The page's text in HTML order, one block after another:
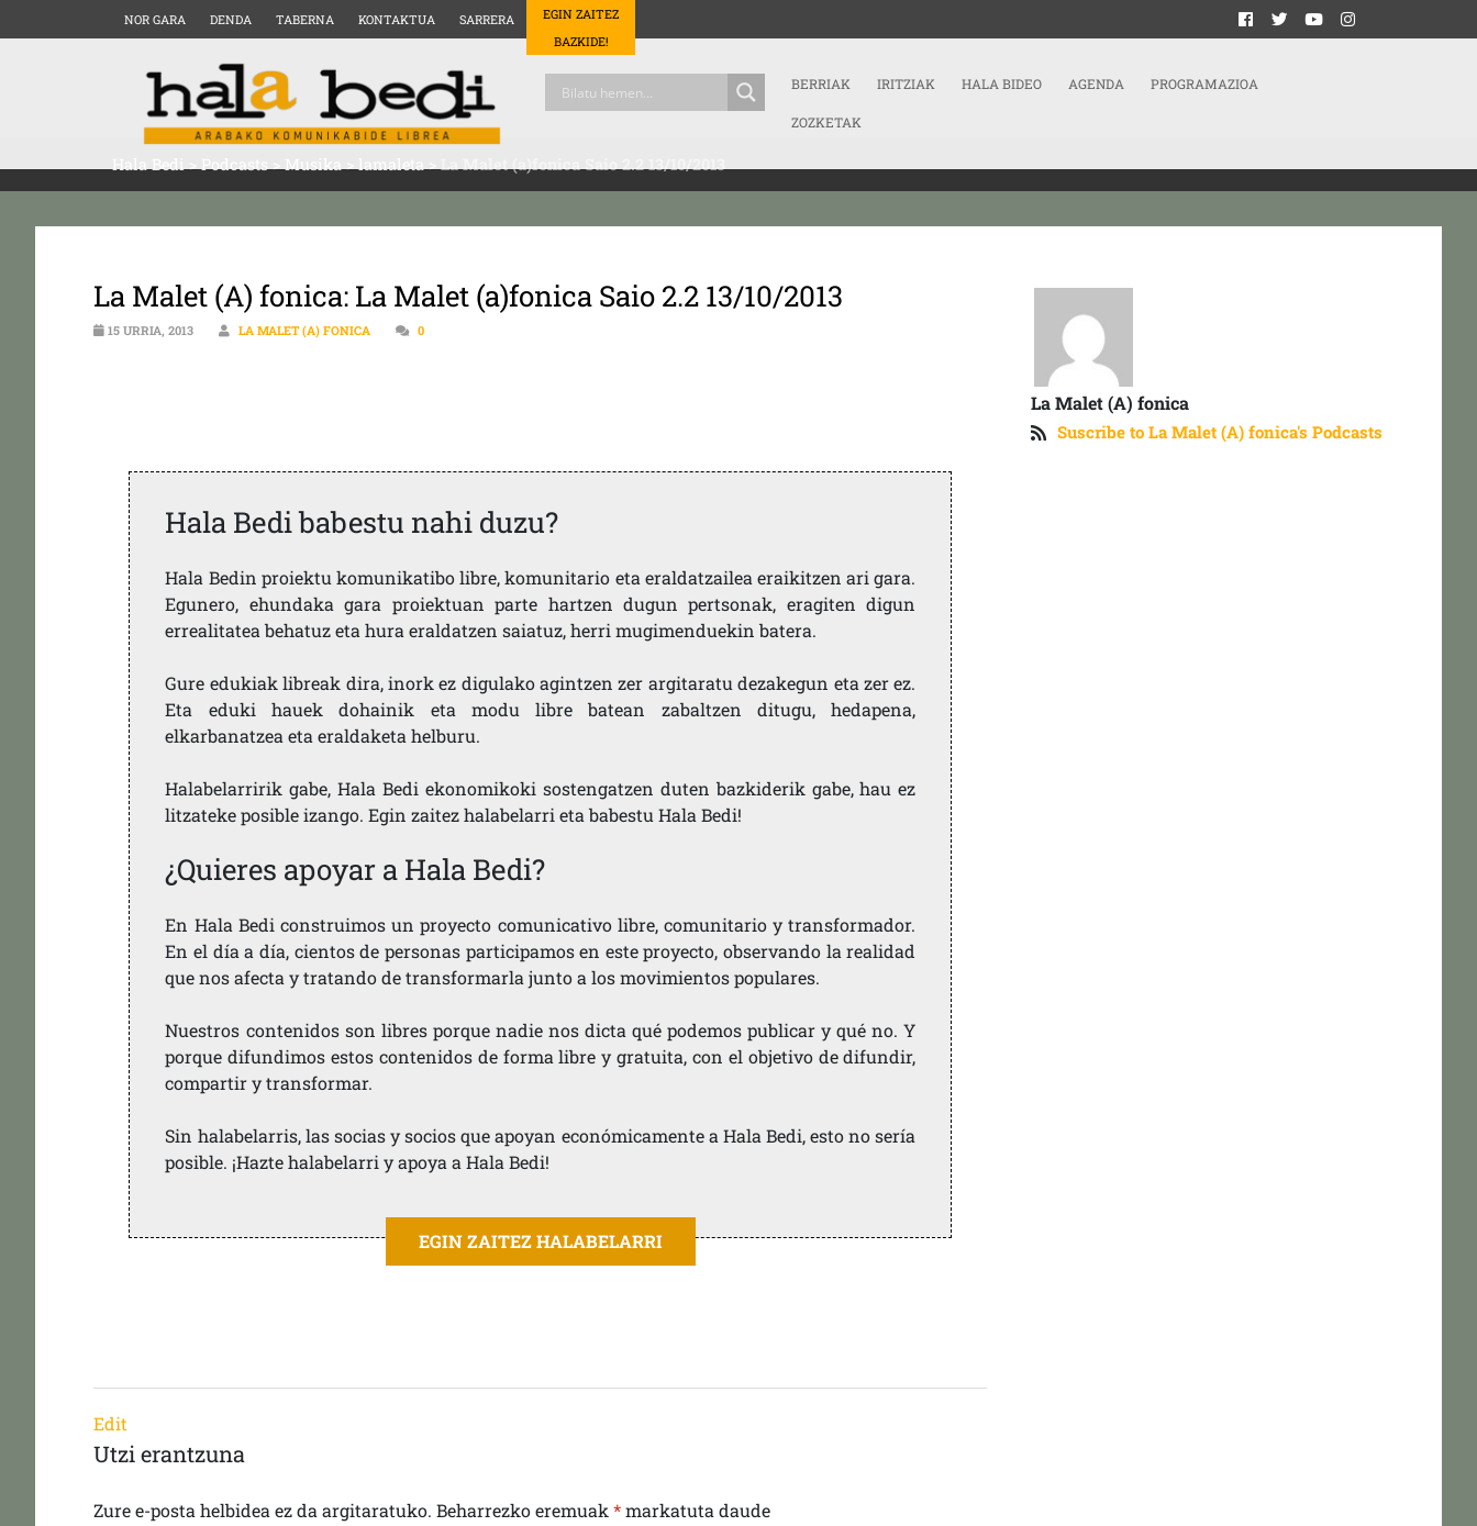
NOR GARA DENDA TABERNA KONTAKTUA SARRERA
EGIN ZAITEZ
BAZKIDE!
BERRIAK IRITZIAK HALA BIDEO AGENDA PROGRAMAZIOA
ZOZKETAK
Hala Bedi>Podcasts>Musika>lamaleta>La Malet (a)fonica Saio 2.2 13/10/2013
La Malet (A) fonica: La Malet (a)fonica Saio 2.2 13/10/2013
15 URRIA, 2013 LA MALET (A) FONICA 0
Hala Bedi babestu nahi duzu?
Hala Bedin proiektu komunikatibo libre, komunitario eta eraldatzailea eraikitzen ari gara.
Egunero, ehundaka gara proiektuan parte hartzen dugun pertsonak, eragiten digun
errealitatea behatuz eta hura eraldatzen saiatuz, herri mugimenduekin batera.
Gure edukiak libreak dira, inork ez digulako agintzen zer argitaratu dezakegun eta zer ez.
Eta eduki hauek dohainik eta modu libre batean zabaltzen ditugu, hedapena,
elkarbanatzea eta eraldaketa helburu.
Halabelarririk gabe, Hala Bedi ekonomikoki sostengatzen duten bazkiderik gabe, hau ez
litzateke posible izango. Egin zaitez halabelarri eta babestu Hala Bedi!
¿Quieres apoyar a Hala Bedi?
En Hala Bedi construimos un proyecto comunicativo libre, comunitario y transformador.
En el día a día, cientos de personas participamos en este proyecto, observando la realidad
que nos afecta y tratando de transformarla junto a los movimientos populares.
Nuestros contenidos son libres porque nadie nos dicta qué podemos publicar y qué no. Y
porque difundimos estos contenidos de forma libre y gratuita, con el objetivo de difundir,
compartir y transformar.
Sin halabelarris, las socias y socios que apoyan económicamente a Hala Bedi, esto no sería
posible. ¡Hazte halabelarri y apoya a Hala Bedi!
EGIN ZAITEZ HALABELARRI
Edit
Utzi erantzuna
Zure e-posta helbidea ez da argitaratuko. Beharrezko eremuak*markatuta daude
La Malet (A) fonica
Suscribe to La Malet (A) fonica's Podcasts